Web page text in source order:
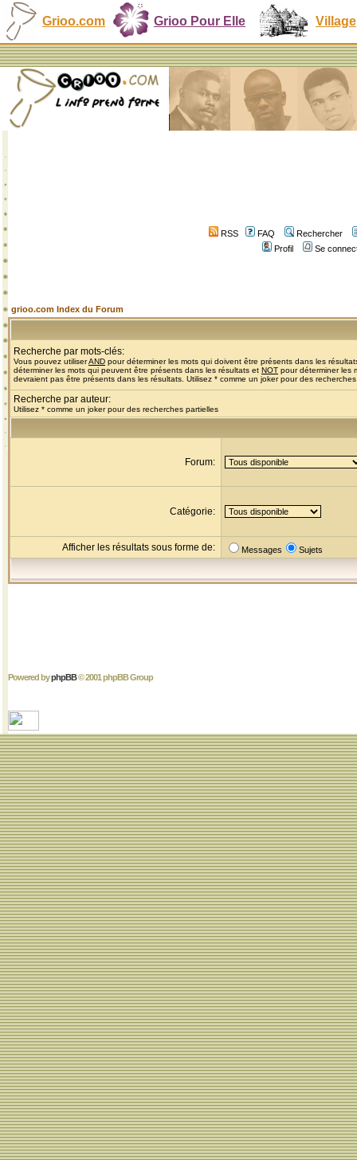
Grioo.com Grioo Pour Elle Village
RSS FAQ
Rechercher
Profil
Se
grioo.com Index du Forum
Recherche par mots-clés:
Vous pouvez utiliserAND pour déterminer les mots qui doivent être présents dans les
déterminer les mots qui peuvent être présents dans les résultats et NOT pour déterminer les
devraient pas être présents dans les résultats. Utilisez * comme un joker pour des
Recherche par auteur:
Utilisez * comme un joker pour des recherches partielles
Forum:
Catégorie:
Afficher les résultats sous forme de: Messages Sujets
Powered byphpBB© 2001 phpBB Group